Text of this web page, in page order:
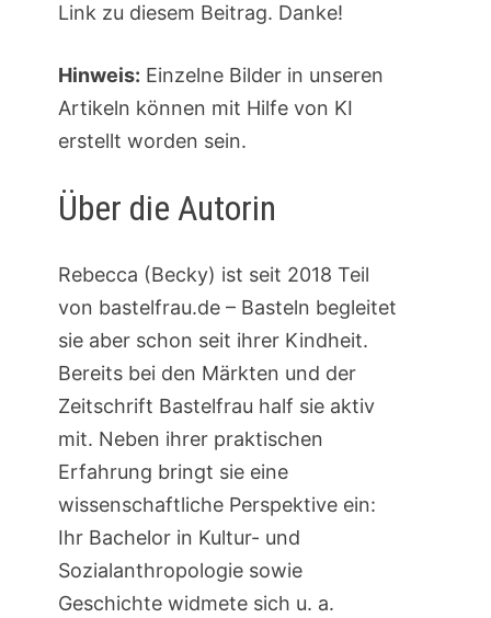
Link zu diesem Beitrag. Danke!
Hinweis: Einzelne Bilder in unseren
Artikeln können mit Hilfe von KI
erstellt worden sein.
Über die Autorin
Rebecca (Becky) ist seit 2018 Teil
von bastelfrau.de – Basteln begleitet
sie aber schon seit ihrer Kindheit.
Bereits bei den Märkten und der
Zeitschrift Bastelfrau half sie aktiv
mit. Neben ihrer praktischen
Erfahrung bringt sie eine
wissenschaftliche Perspektive ein:
Ihr Bachelor in Kultur- und
Sozialanthropologie sowie
Geschichte widmete sich u. a.